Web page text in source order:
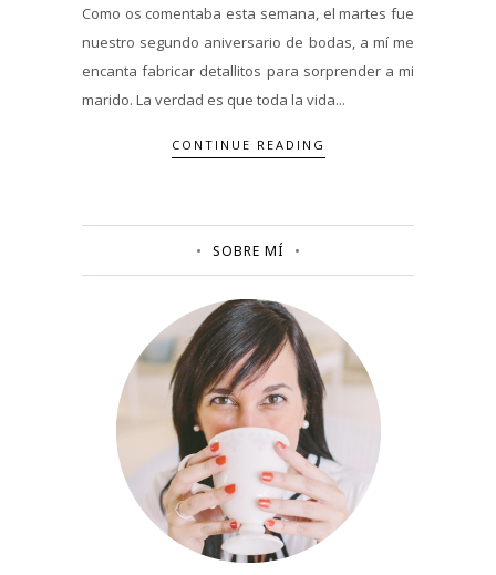
Como os comentaba esta semana, el martes fue
nuestro segundo aniversario de bodas, a mí me
encanta fabricar detallitos para sorprender a mi
marido. La verdad es que toda la vida...
CONTINUE READING
SOBRE MÍ